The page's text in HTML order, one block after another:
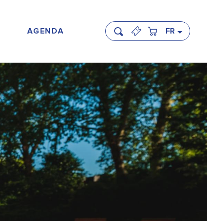
AGENDA Recherche FR